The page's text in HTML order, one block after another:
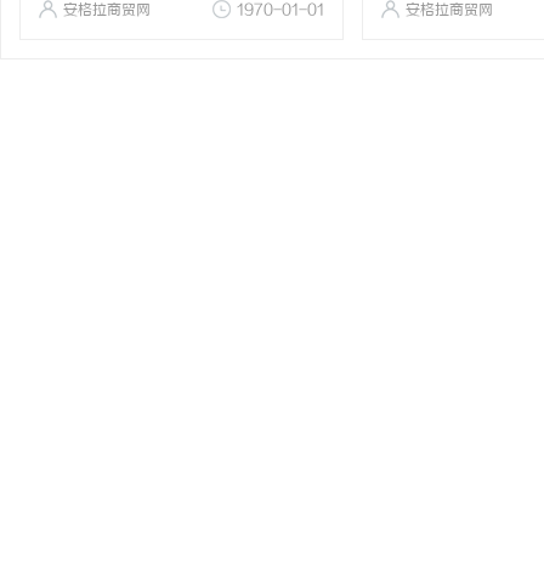
安格拉商贸网 1970-01-01 安格拉商贸网